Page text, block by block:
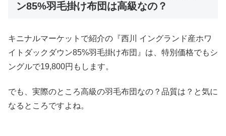
ン85%羽毛掛け布団は高級なの？
キニナルマーケットで紹介の『西川 イングランド産ホワ
イトダックダウン85%羽毛掛け布団』は、特別価格でもシ
ングルで19,800円もします。
でも、実際のところ高級の羽毛布団なの？品質は？と気に
なるところですよね。